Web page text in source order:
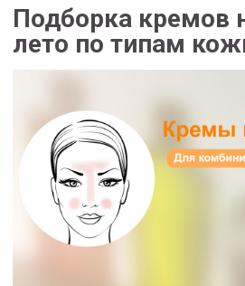
Подборка кремов
лето по типам